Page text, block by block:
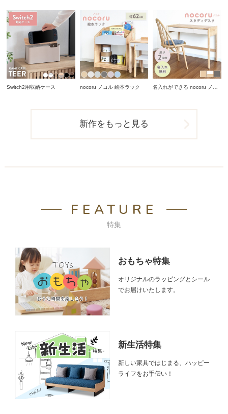
Switch2用収納ケース nocoru ノコル 絵本ラック
名入れができる nocoru ノコ
新作をもっと見る
FEATURE
特集
おもちゃ特集
オリジナルのラッピングとシール
でお届けいたします。
新生活特集
新しい家具ではじまる、ハッピー
ライフをお手伝い！